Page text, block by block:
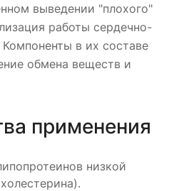
выведении "плохого"
работы сердечно-
в их составе
обмена веществ и
применения
низкой